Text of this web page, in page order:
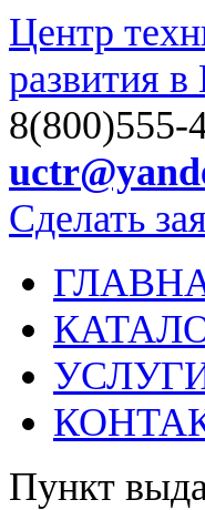
Центр
развития
8(800)555-
Сделать
Пункт